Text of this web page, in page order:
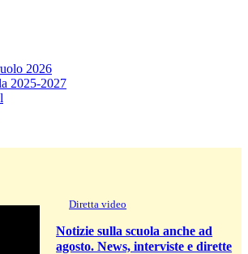
2026
2025-2027
Diretta video
Notizie sulla scuola anche ad
agosto. News, interviste e dirette